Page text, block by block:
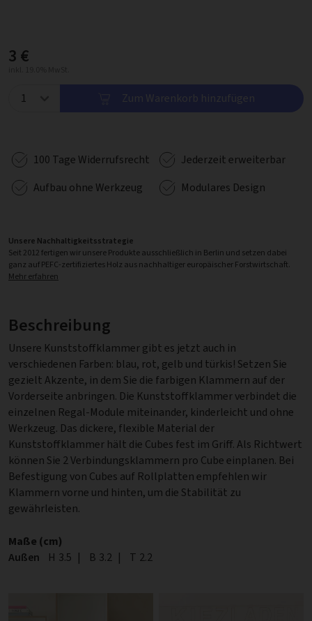
3 €
Zum Warenkorb hinzufügen
100 Tage Widerrufsrecht
Jederzeit erweiterbar
Aufbau ohne Werkzeug
Modulares Design
Unsere Nachhaltigkeitsstrategie
Seit 2012 fertigen wir unsere Produkte ausschließlich in Berlin und setzen dabei
ganz auf PEFC-zertifiziertes Holz aus nachhaltiger europäischer Forstwirtschaft.
Mehr erfahren
Beschreibung
Unsere Kunststoffklammer gibt es jetzt auch in
verschiedenen Farben: blau, rot, gelb und türkis! Setzen Sie
gezielt Akzente, in dem Sie die farbigen Klammern auf der
Vorderseite anbringen. Die Kunststoffklammer verbindet die
einzelnen Regal-Module miteinander, kinderleicht und ohne
Werkzeug. Das dickere, flexible Material der
Kunststoffklammer hält die Cubes fest im Griff. Als Richtwert
können Sie 2 Verbindungsklammern pro Cube einplanen. Bei
Befestigung von Cubes auf Rollplatten empfehlen wir
Klammern vorne und hinten, um die Stabilität zu
gewährleisten.
Maße (cm)
Außen
Höhe
H 3.5 | Breite
B 3.2 | Tiefe
T 2.2